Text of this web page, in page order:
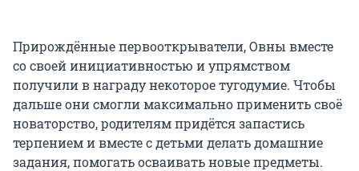
Прирождённые первооткрыватели, Овны вместе
со своей инициативностью и упрямством
получили в награду некоторое тугодумие. Чтобы
дальше они смогли максимально применить своё
новаторство, родителям придётся запастись
терпением и вместе с детьми делать домашние
задания, помогать осваивать новые предметы.